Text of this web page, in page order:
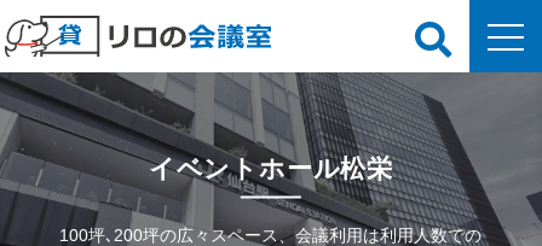
イベントホール松栄
100坪､200坪の広々スペース、会議利用は利用人数での